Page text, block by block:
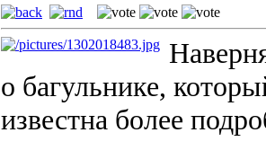
о багульнике,
известна более